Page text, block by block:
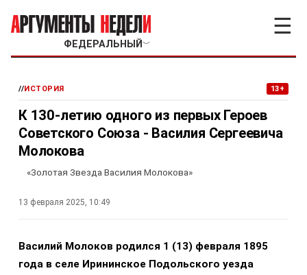
ФЕДЕРАЛЬНЫЙ ﹀
☰
//ИСТОРИЯ 13+
К 130-летию одного из первых Героев
Советского Союза - Василия Сергеевича
Молокова
«Золотая Звезда Василия Молокова»
13 февраля 2025, 10:49
Василий Молоков родился 1 (13) февраля 1895
года в селе Ирининское Подольского уезда